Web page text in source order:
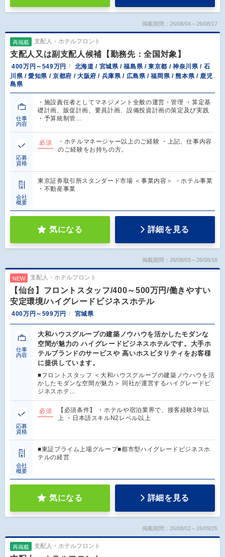
掲載期間：26/08/04～26/08/17
再掲載 支配人・ホテルフロント
支配人又は副支配人候補【勤務先：全国対象】
400万円～549万円
北海道 / 宮城県 / 福島県 / 東京都 / 神奈川県 / 石
川県 / 愛知県 / 京都府 / 大阪府 / 兵庫県 / 広島県 / 福岡県 / 熊本県 / 鹿児
島県
仕事
内容
・施設責任者としてマネジメント全般の運営・管理 ・算定基
礎計画、販促計画、要員計画、設備投資計画の策定及び実践
・予算統制管…
応募
資格
必須
・ホテルマネージャー以上のご経験 ・上記、仕事内容
のご経験をお持ちの方。
会社
概要
東京証券取引所スタンダード市場 ＜事業内容＞ ・ホテル事業
・不動産事業
気になる 詳細を見る
掲載期間：26/08/03～26/08/16
NEW 支配人・ホテルフロント
【仙台】フロントスタッフ/400～500万円/働きやすい
安定環境/ハイグレードビジネスホテル
400万円～599万円 宮城県
仕事
内容
大和ハウスグループの建築ノウハウを活かしたモダンな
空間が魅力の ハイグレードビジネスホテルです。大手ホ
テルブランドのサービスや 高いホスピタリティをお客様
に提供しています。
■フロントスタッフ ＜大和ハウスグループの建築ノウハウを活
かしたモダンな空間が魅力＞ 同社が運営するハイグレードビ
ジネスホテ…
応募
資格
必須
【必須条件】 ・ホテルや宿泊業界で、接客経験3年以
上 ・日本語スキルN2レベル以上
会社
概要
■東証プライム上場グループ■都市型ハイグレードビジネスホ
テルの経営
気になる 詳細を見る
掲載期間：26/08/02～26/09/26
再掲載 支配人・ホテルフロント